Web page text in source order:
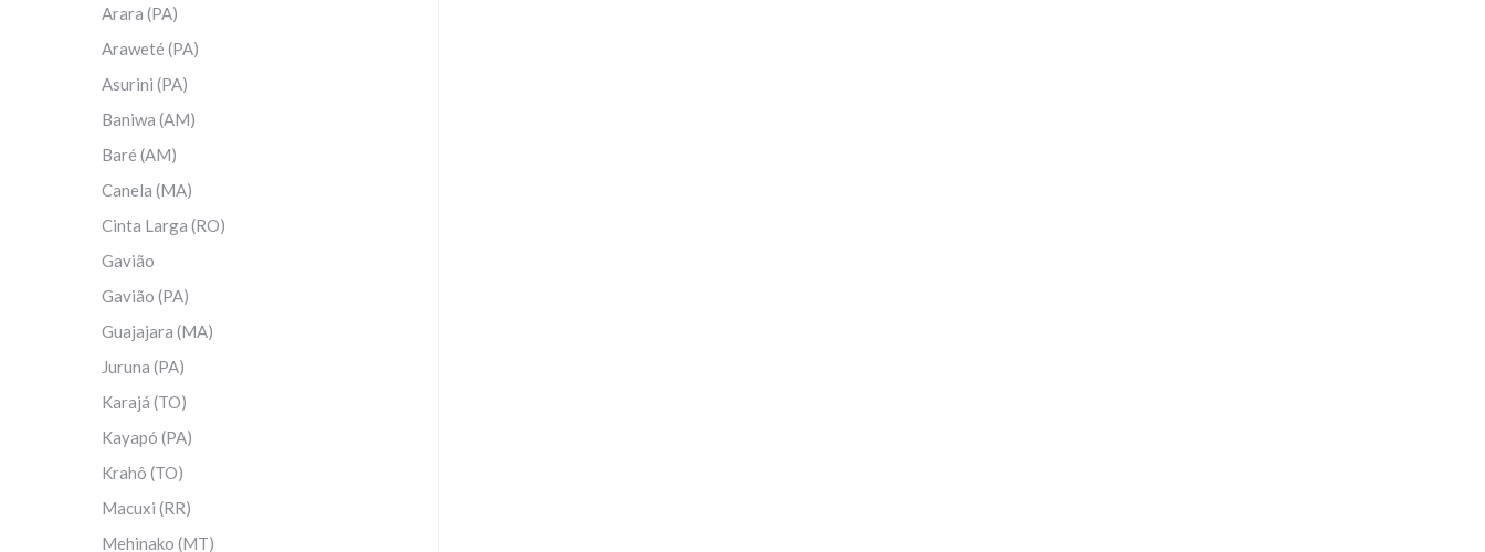
Arara (PA)
Araweté (PA)
Asurini (PA)
Baniwa (AM)
Baré (AM)
Canela (MA)
Cinta Larga (RO)
Gavião
Gavião (PA)
Guajajara (MA)
Juruna (PA)
Karajá (TO)
Kayapó (PA)
Krahô (TO)
Macuxi (RR)
Mehinako (MT)